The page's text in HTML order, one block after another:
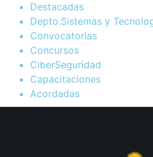
Destacadas
Depto.Sistemas y
Convocatorias
Concursos
CiberSeguridad
Capacitaciones
Acordadas